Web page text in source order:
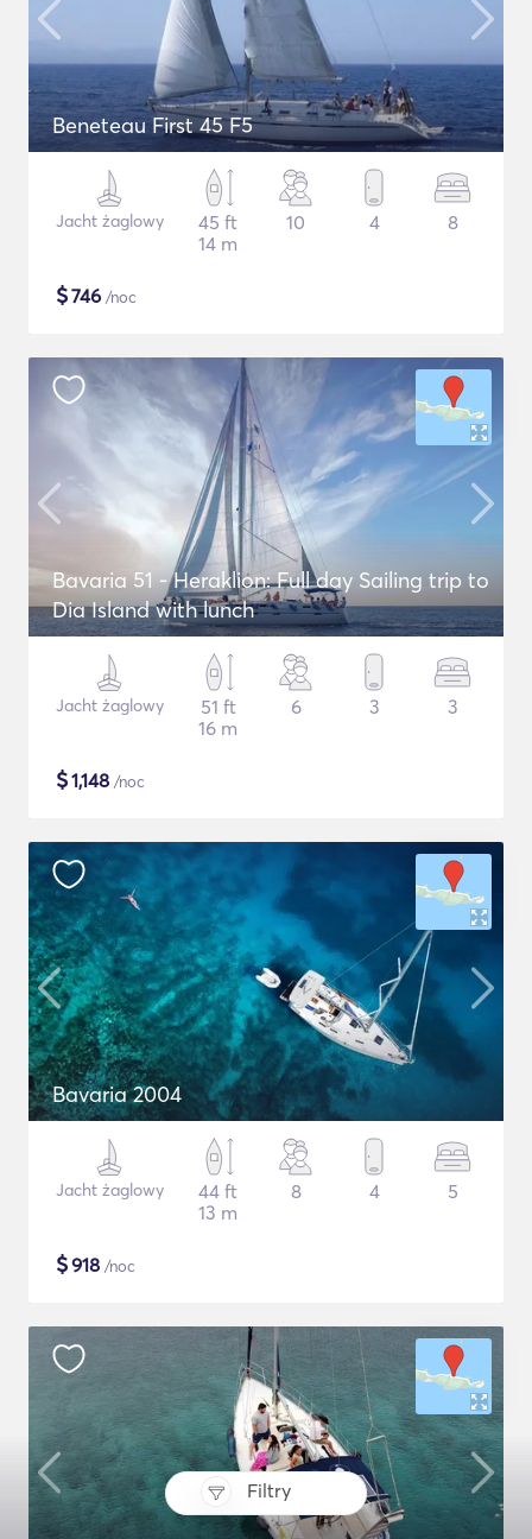
Filtry
Beneteau First 45 F5
Jacht żaglowy
45 ft
14 m
10 4 8
$746 /noc
Bavaria 51 - Heraklion: Full day Sailing trip to
Dia Island with lunch
Jacht żaglowy
51 ft
16 m
6 3 3
$1,148 /noc
Bavaria 2004
Jacht żaglowy
44 ft
13 m
8 4 5
$918 /noc